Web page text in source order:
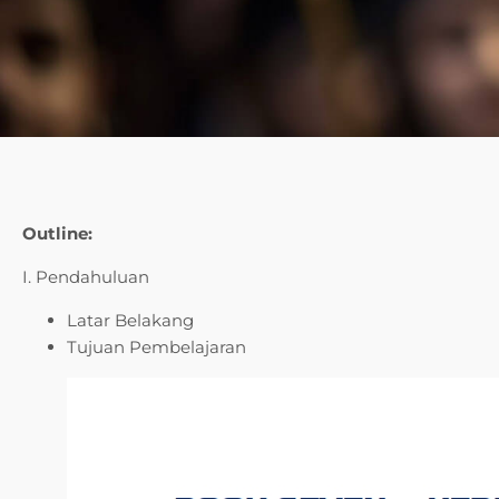
Outline:
I. Pendahuluan
Latar Belakang
Tujuan Pembelajaran